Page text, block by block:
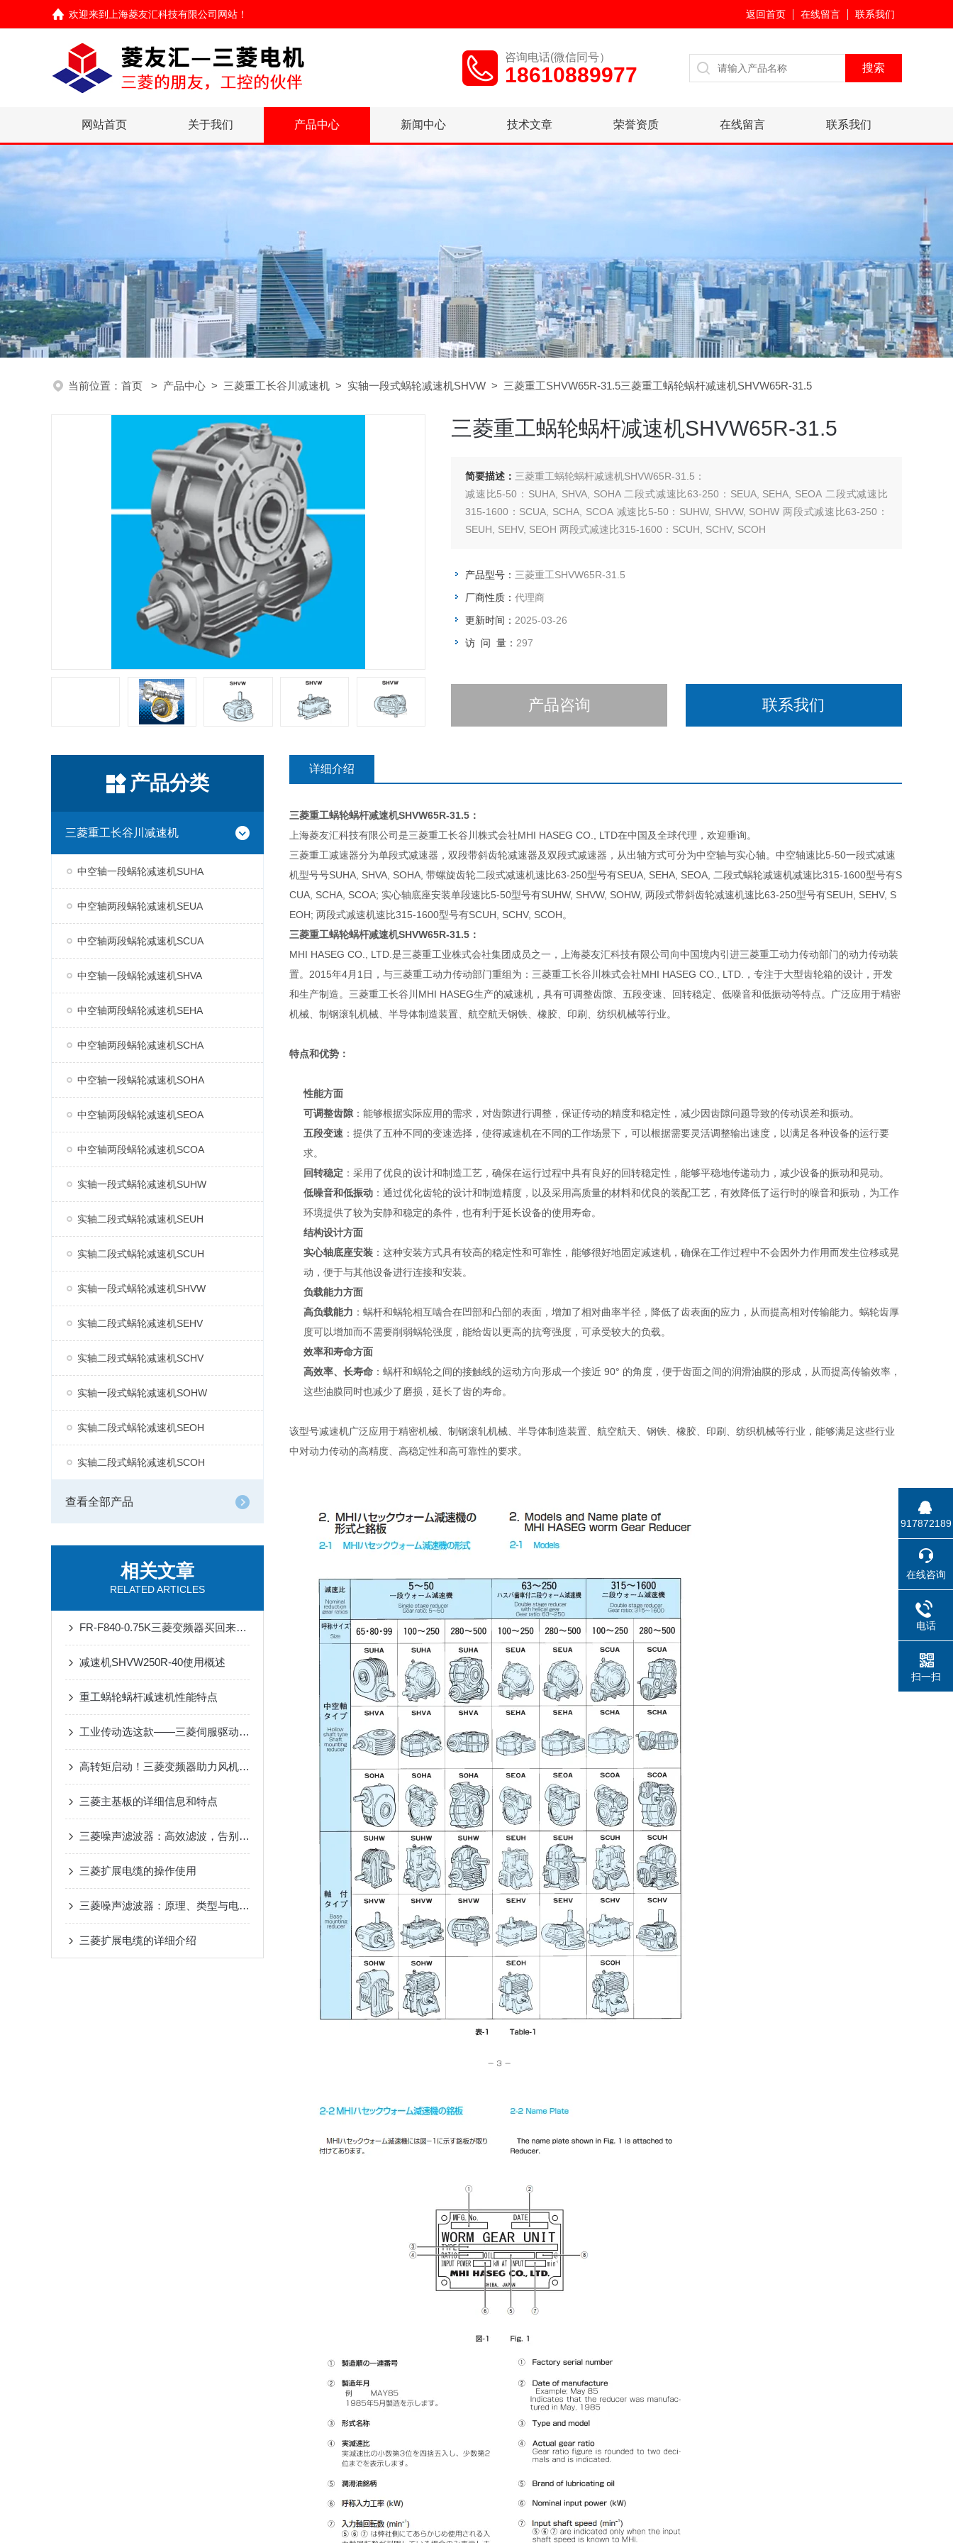
欢迎来到 上海菱友汇科技有限公司网站 ！ 返回首页 在线留言 联系我们
咨询电话(微信同号）
18610889977
网站首页 关于我们 产品中心 新闻中心 技术文章 荣誉资质 在线留言 联系我们
当前位置： 首页 > 产品中心 > 三菱重工长谷川减速机 > 实轴一段式蜗轮减速机SHVW > 三菱重工SHVW65R-31.5三菱重工蜗轮蜗杆减速机SHVW65R-31.5
三菱重工蜗轮蜗杆减速机SHVW65R-31.5
简要描述： 三菱重工蜗轮蜗杆减速机SHVW65R-31.5：
减速比5-50：SUHA, SHVA, SOHA 二段式减速比63-250：SEUA, SEHA, SEOA 二段式减速比
315-1600：SCUA, SCHA, SCOA 减速比5-50：SUHW, SHVW, SOHW 两段式减速比63-250：
SEUH, SEHV, SEOH 两段式减速比315-1600：SCUH, SCHV, SCOH
产品型号： 三菱重工SHVW65R-31.5
厂商性质： 代理商
更新时间： 2025-03-26
访 问 量： 297
产品咨询 联系我们
产品分类
三菱重工长谷川减速机
中空轴一段蜗轮减速机SUHA
中空轴两段蜗轮减速机SEUA
中空轴两段蜗轮减速机SCUA
中空轴一段蜗轮减速机SHVA
中空轴两段蜗轮减速机SEHA
中空轴两段蜗轮减速机SCHA
中空轴一段蜗轮减速机SOHA
中空轴两段蜗轮减速机SEOA
中空轴两段蜗轮减速机SCOA
实轴一段式蜗轮减速机SUHW
实轴二段式蜗轮减速机SEUH
实轴二段式蜗轮减速机SCUH
实轴一段式蜗轮减速机SHVW
实轴二段式蜗轮减速机SEHV
实轴二段式蜗轮减速机SCHV
实轴一段式蜗轮减速机SOHW
实轴二段式蜗轮减速机SEOH
实轴二段式蜗轮减速机SCOH
查看全部产品
相关文章
RELATED ARTICLES
FR-F840-0.75K三菱变频器买回来第一步该做什么？开箱验收与上电检查清单
减速机SHVW250R-40使用概述
重工蜗轮蜗杆减速机性能特点
工业传动选这款——三菱伺服驱动器，用着省心
高转矩启动！三菱变频器助力风机、泵类负载高效运行
三菱主基板的详细信息和特点
三菱噪声滤波器：高效滤波，告别工业电磁干扰
三菱扩展电缆的操作使用
三菱噪声滤波器：原理、类型与电磁干扰抑制核心优势解析
三菱扩展电缆的详细介绍
详细介绍
三菱重工蜗轮蜗杆减速机SHVW65R-31.5：
上海菱友汇科技有限公司是三菱重工长谷川株式会社MHI HASEG CO., LTD在中国及全球代理，欢迎垂询。
三菱重工减速器分为单段式减速器，双段带斜齿轮减速器及双段式减速器，从出轴方式可分为中空轴与实心轴。中空轴速比5-50一段式减速
机型号号SUHA, SHVA, SOHA, 带螺旋齿轮二段式减速机速比63-250型号有SEUA, SEHA, SEOA, 二段式蜗轮减速机减速比315-1600型号有S
CUA, SCHA, SCOA; 实心轴底座安装单段速比5-50型号有SUHW, SHVW, SOHW, 两段式带斜齿轮减速机速比63-250型号有SEUH, SEHV, S
EOH; 两段式减速机速比315-1600型号有SCUH, SCHV, SCOH。
三菱重工蜗轮蜗杆减速机SHVW65R-31.5：
MHI HASEG CO., LTD.是三菱重工业株式会社集团成员之一，上海菱友汇科技有限公司向中国境内引进三菱重工动力传动部门的动力传动装
置。2015年4月1日，与三菱重工动力传动部门重组为：三菱重工长谷川株式会社MHI HASEG CO., LTD.，专注于大型齿轮箱的设计，开发
和生产制造。三菱重工长谷川MHI HASEG生产的减速机，具有可调整齿隙、五段变速、回转稳定、低噪音和低振动等特点。广泛应用于精密
机械、制钢滚轧机械、半导体制造装置、航空航天钢铁、橡胶、印刷、纺织机械等行业。
特点和优势：
性能方面
可调整齿隙 ：能够根据实际应用的需求，对齿隙进行调整，保证传动的精度和稳定性，减少因齿隙问题导致的传动误差和振动。
五段变速 ：提供了五种不同的变速选择，使得减速机在不同的工作场景下，可以根据需要灵活调整输出速度，以满足各种设备的运行要
求。
回转稳定 ：采用了优良的设计和制造工艺，确保在运行过程中具有良好的回转稳定性，能够平稳地传递动力，减少设备的振动和晃动。
低噪音和低振动 ：通过优化齿轮的设计和制造精度，以及采用高质量的材料和优良的装配工艺，有效降低了运行时的噪音和振动，为工作
环境提供了较为安静和稳定的条件，也有利于延长设备的使用寿命。
结构设计方面
实心轴底座安装 ：这种安装方式具有较高的稳定性和可靠性，能够很好地固定减速机，确保在工作过程中不会因外力作用而发生位移或晃
动，便于与其他设备进行连接和安装。
负载能力方面
高负载能力 ：蜗杆和蜗轮相互啮合在凹部和凸部的表面，增加了相对曲率半径，降低了齿表面的应力，从而提高相对传输能力。蜗轮齿厚
度可以增加而不需要削弱蜗轮强度，能给齿以更高的抗弯强度，可承受较大的负载。
效率和寿命方面
高效率、长寿命 ：蜗杆和蜗轮之间的接触线的运动方向形成一个接近 90° 的角度，便于齿面之间的润滑油膜的形成，从而提高传输效率，
这些油膜同时也减少了磨损，延长了齿的寿命。
该型号减速机广泛应用于精密机械、制钢滚轧机械、半导体制造装置、航空航天、钢铁、橡胶、印刷、纺织机械等行业，能够满足这些行业
中对动力传动的高精度、高稳定性和高可靠性的要求。
917872189
在线咨询
电话
扫一扫